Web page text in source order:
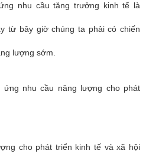
nhu cầu tăng trưởng kinh tế là
từ bây giờ chúng ta phải có chiến
lượng sớm.
nhu cầu năng lượng cho phát
cho phát triển kinh tế và xã hội